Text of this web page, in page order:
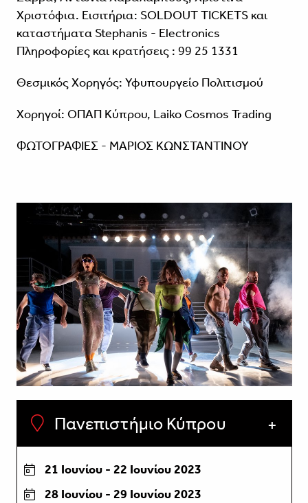
Χριστόφια. Εισιτήρια: SOLDOUT TICKETS και
καταστήματα Stephanis - Electronics
Πληροφορίες και κρατήσεις : 99 25 1331
Θεσμικός Χορηγός: Υφυπουργείο Πολιτισμού
Χορηγοί: ΟΠΑΠ Κύπρου, Laiko Cosmos Trading
ΦΩΤΟΓΡΑΦΙΕΣ - ΜΑΡΙΟΣ ΚΩΝΣΤΑΝΤΙΝΟΥ
Πανεπιστήμιο Κύπρου
21 Ιουνίου - 22 Ιουνίου 2023
28 Ιουνίου - 29 Ιουνίου 2023